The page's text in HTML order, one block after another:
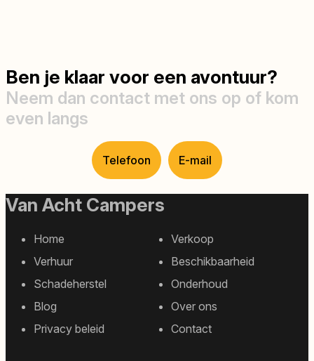
Ben je klaar voor een avontuur?
Neem dan contact met ons op of kom
even langs
Telefoon E-mail
Van Acht Campers
Footer
sitemap
Home
Verkoop
Verhuur
Beschikbaarheid
Schadeherstel
Onderhoud
Blog
Over ons
Privacy beleid
Contact